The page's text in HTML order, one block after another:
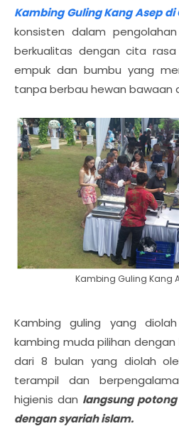
Kambing Guling Kang Asep
konsisten dalam
berkualitas dengan cita
empuk dan bumbu yang
tanpa berbau hewan bawaan
Kambing Guling Kang
Kambing guling yang
kambing muda pilihan
dari 8 bulan yang diolah
terampil dan
higienis dan langsung
dengan syariah islam.